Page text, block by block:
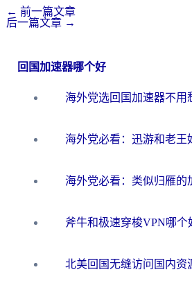
← 前一篇文章
后一篇文章 →
回国加速器哪个好